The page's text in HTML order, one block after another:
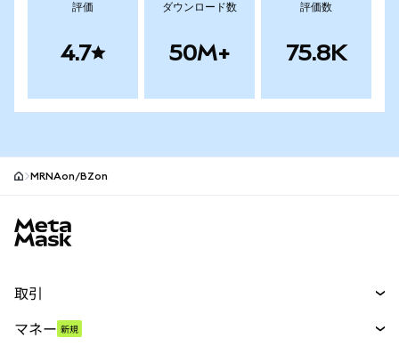
評価
4.7
ダウンロード数
50M+
評価数
75.8K
MRNAon/BZon
取引
マネー 新規